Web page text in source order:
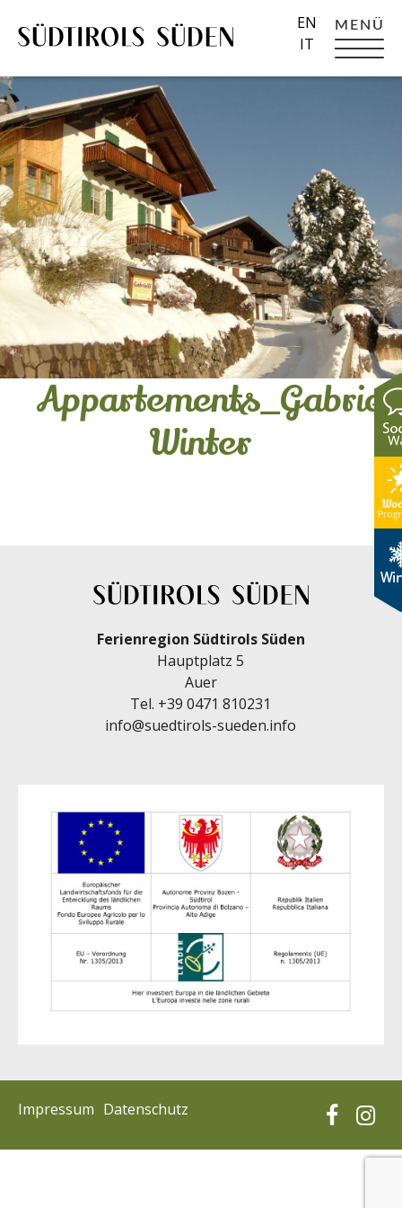
MENÜ
EN
IT
Winter
Ferienregion Südtirols Süden
Hauptplatz 5
Auer
Tel. +39 0471 810231
info@suedtirols-sueden.info
Impressum Datenschutz